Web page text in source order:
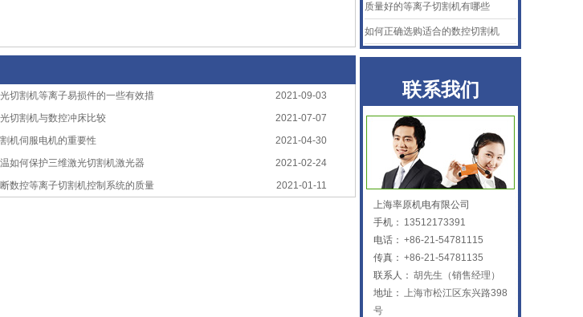
2021-09-03
切割机等离子易损件的一些有效措
2021-07-07
切割机与数控冲床比较
2021-04-30
机伺服电机的重要性
2021-02-24
如何保护三维激光切割机激光器
2021-01-11
数控等离子切割机控制系统的质量
KTB2陶瓷体
质量好的等离子切割机有哪些
如何正确选购适合的数控切割机
联系我们
上海率原机电有限公司
手机： 13512173391
电话： +86-21-54781115
传真： +86-21-54781135
联系人： 胡先生（销售经理）
地址： 上海市松江区东兴路398
号